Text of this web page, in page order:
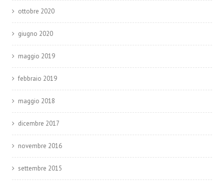
ottobre 2020
giugno 2020
maggio 2019
febbraio 2019
maggio 2018
dicembre 2017
novembre 2016
settembre 2015